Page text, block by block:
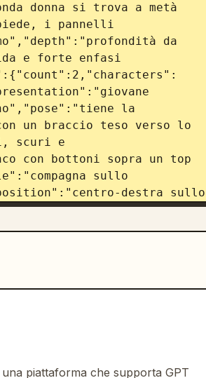
donna si trova a metà
i pannelli
da
e forte enfasi
la
un braccio teso verso lo
scuri e
con bottoni sopra un top
sullo
destra sullo
verso il basso o
slice-of-life, simile a un
dorati"},"layout":
piattaforma che supporta GPT